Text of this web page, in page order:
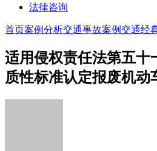
法律咨询
首页案例分析交通事故案例交通经
适用侵权责任法第五十
质性标准认定报废机动